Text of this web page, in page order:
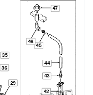
29
35
36
42
43
44
45
46
47